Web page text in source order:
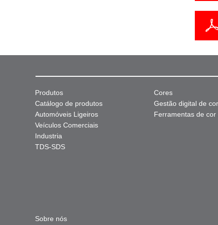
Produtos
Catálogo de produtos
Automóveis Ligeiros
Veículos Comerciais
Industria
TDS-SDS
Cores
Gestão digital de
Ferramentas de cor
Sobre nós